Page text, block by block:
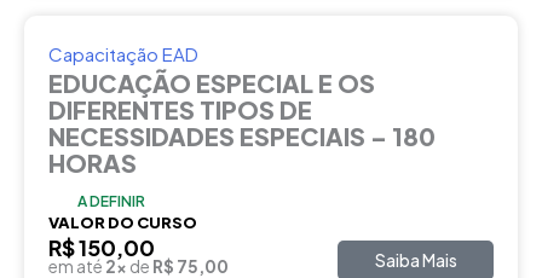
Capacitação EAD
EDUCAÇÃO ESPECIAL E OS
DIFERENTES TIPOS DE
NECESSIDADES ESPECIAIS – 180
HORAS
A DEFINIR
VALOR DO CURSO
R$ 150,00
em até 2x de R$ 75,00 Saiba Mais